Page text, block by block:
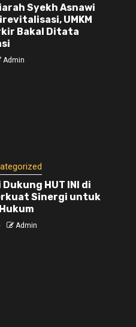
Syekh Asnawi
UMKM
Bakal Ditata
Admin
HUT INI di
Sinergi untuk
Admin